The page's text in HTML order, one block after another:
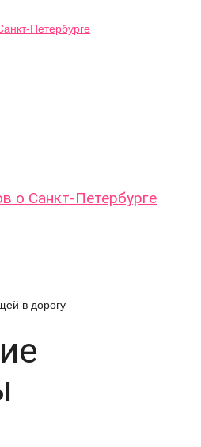
о Санкт-Петербурге
в дорогу